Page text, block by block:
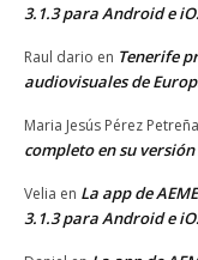
3.1.3 para Android e
Raul dario en Tenerife
audiovisuales de
Maria Jesús Pérez
completo en su
Velia en La app de
3.1.3 para Android e